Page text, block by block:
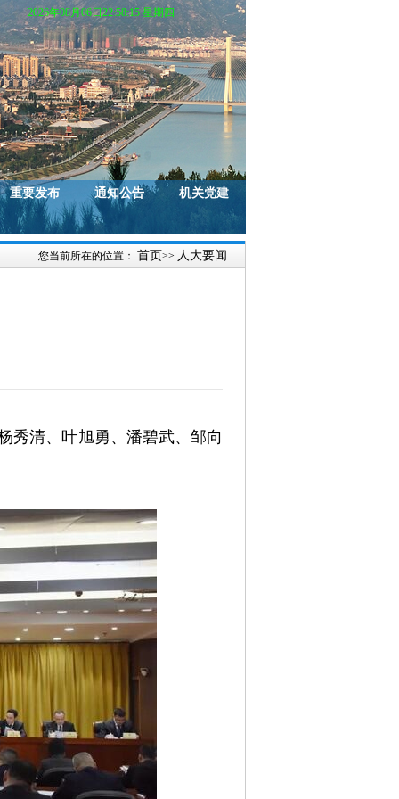
2026年08月06日22:58:15 星期四
重要发布 通知公告 机关党建
您当前所在的位置： 首页>> 人大要闻
秀清、叶旭勇、潘碧武、邹向